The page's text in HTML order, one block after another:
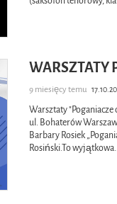
WARSZTATY
9 miesięcy temu
Warsztaty "Poganiacze
ul. Bohaterów
Barbary Rosiek
Rosiński.To wyjątkowa